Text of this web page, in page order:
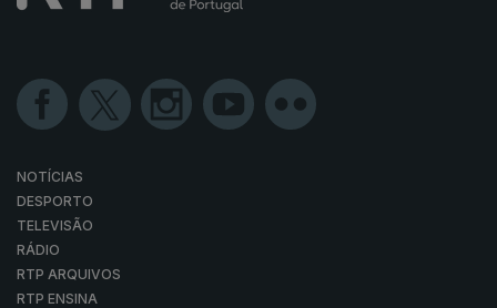
NOTÍCIAS
DESPORTO
TELEVISÃO
RÁDIO
RTP ARQUIVOS
RTP ENSINA